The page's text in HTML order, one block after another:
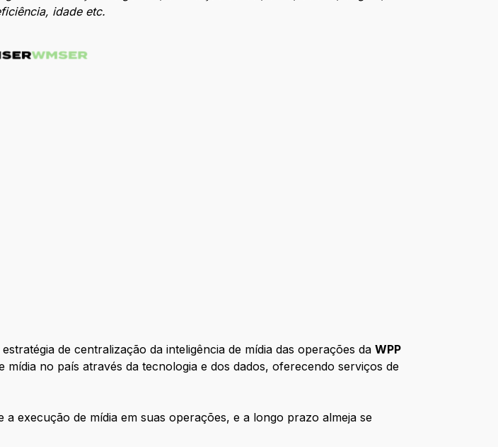
idade etc.
de centralização da inteligência de mídia das operações daWPP
no país através da tecnologia e dos dados, oferecendo serviços de
execução de mídia em suas operações, e a longo prazo almeja se